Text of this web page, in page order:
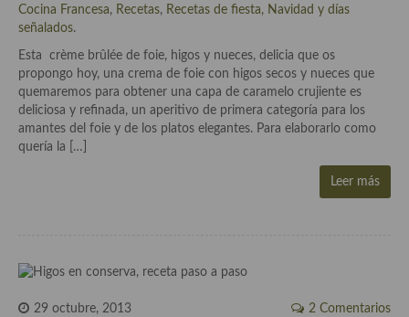
Prensa
Recetas
Acompañamientos
Airfryer recetas
Cocina Francesa, Recetas, Recetas de fiesta, Navidad y días
señalados.
Esta crème brûlée de foie, higos y nueces, delicia que os
propongo hoy, una crema de foie con higos secos y nueces que
quemaremos para obtener una capa de caramelo crujiente es
deliciosa y refinada, un aperitivo de primera categoría para los
amantes del foie y de los platos elegantes. Para elaborarlo como
quería la […]
Leer más
29 octubre, 2013 2 Comentarios